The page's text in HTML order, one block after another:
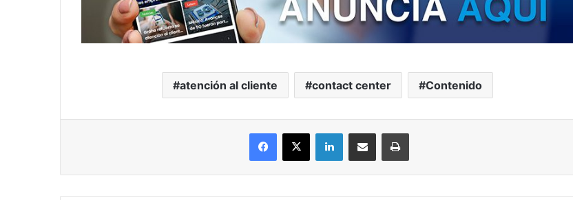
atención al cliente contact center Contenido
Facebook
X LinkedInCompartir por correo electrónicoImprimir